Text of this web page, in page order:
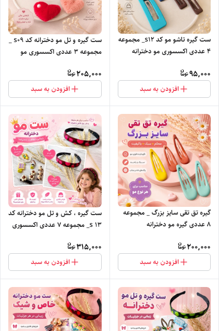
ست گیره تاشو مو کد s12_ مجموعه
4 عددی اکسسوری مو دخترانه
95,000
افزودن به سبد
ست گیره و تل مو دخترانه کد s09 _
مجموعه ۳ عددی اکسسوری مو
205,000
افزودن به سبد
گیره تق تقی سایز بزرگ _ مجموعه
8 عددی گیره مو دخترانه
200,000
افزودن به سبد
ست گیره ، کش و تل مو دخترانه کد
s ۱۳_ مجموعه ۷ عددی اکسسوری
315,000
افزودن به سبد